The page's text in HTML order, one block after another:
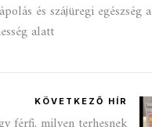
és szájüregi egészség a
alatt
KÖVETKEZŐ HÍR